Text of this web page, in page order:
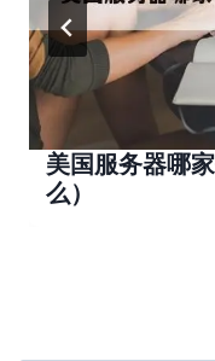
美国服务器哪
么）